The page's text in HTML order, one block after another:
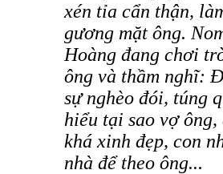
xén tỉa cẩn thận,
gương mặt ông.
Hoàng đang chơi
ông và thầm nghĩ:
sự nghèo đói, túng
hiểu tại sao vợ
khá xinh đẹp, con
nhà để theo ông...